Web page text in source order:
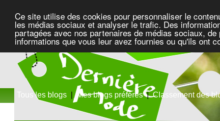
Ce site utilise des cookies pour personnaliser le
les médias sociaux et analyser le trafic. Des
partagées avec nos partenaires de médias sociaux,
informations que vous leur avez fournies ou qu'ils ont
Tous les blogs | Mes blogs préférés|Classement des